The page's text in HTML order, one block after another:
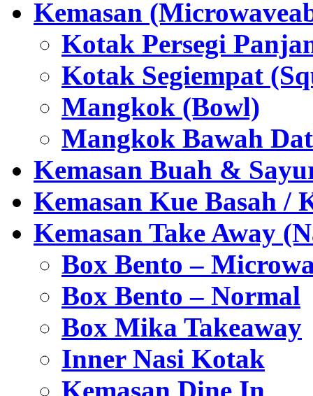
Kemasan
Kotak Persegi
Kotak Segiempat
Mangkok (Bowl)
Mangkok Bawah
Kemasan Buah &
Kemasan Kue Basah /
Kemasan Take Away
Box Bento –
Box Bento – Normal
Box Mika Takeaway
Inner Nasi Kotak